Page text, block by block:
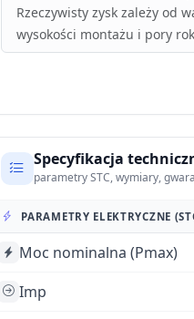
Rzeczywisty zysk zależy od
wysokości montażu i pory
Specyfikacja
parametry STC, wymiary,
PARAMETRY ELEKTRYCZNE
Moc nominalna (Pmax)
Imp